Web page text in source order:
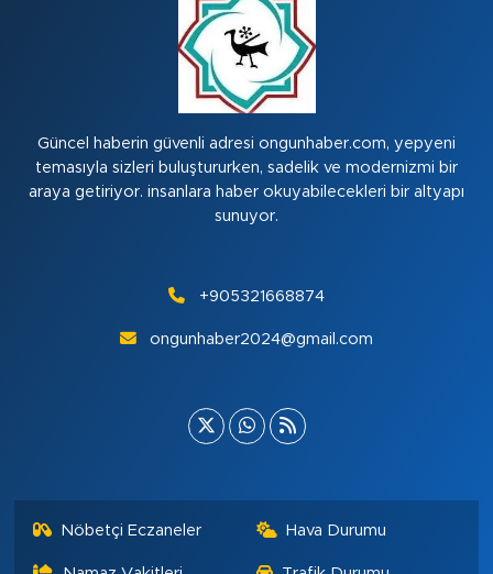
Güncel haberin güvenli adresi ongunhaber.com, yepyeni
temasıyla sizleri buluştururken, sadelik ve modernizmi bir
araya getiriyor. insanlara haber okuyabilecekleri bir altyapı
sunuyor.
+905321668874
ongunhaber2024@gmail.com
Nöbetçi Eczaneler Hava Durumu